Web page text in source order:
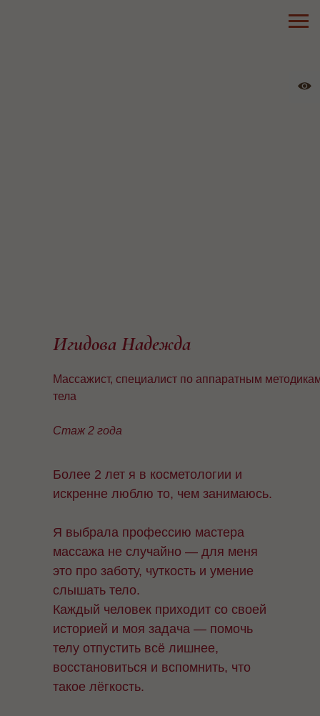
Игидова Надежда
Стаж 2 года
Массажист, специалист по аппаратным
тела
Более 2 лет я в косметологии и
искренне люблю то, чем занимаюсь.
Я выбрала профессию мастера
массажа не случайно — для меня
это про заботу, чуткость и умение
слышать тело.
Каждый человек приходит со своей
историей и моя задача — помочь
телу отпустить всё лишнее,
восстановиться и вспомнить, что
такое лёгкость.